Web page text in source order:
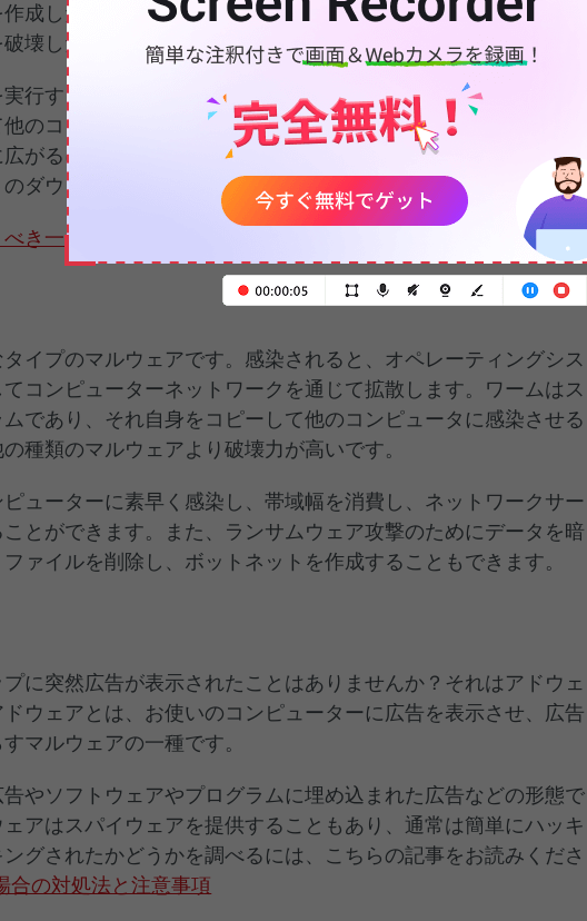
成したり、金銭を窃取したり、広告を提供したり、コンピュー
壊したりするためにも使用できます。
行すると、ウイルスがそのプログラムに付着してコードを実行
のコンピューターに拡散します。コンピューターウイルスは、
がるには人為的な介入が必要で、通常、電子メールの添付ファ
ダウンロードによって広まります。
き一般的なコンピューターウイルスの種類
イプのマルウェアです。感染されると、オペレーティングシス
コンピューターネットワークを通じて拡散します。ワームはス
であり、それ自身をコピーして他のコンピュータに感染させる
種類のマルウェアより破壊力が高いです。
ューターに素早く感染し、帯域幅を消費し、ネットワークサー
とができます。また、ランサムウェア攻撃のためにデータを暗
ァイルを削除し、ボットネットを作成することもできます。
に突然広告が表示されたことはありませんか？それはアドウェ
ウェアとは、お使いのコンピューターに広告を表示させ、広告
マルウェアの一種です。
やソフトウェアやプログラムに埋め込まれた広告などの形態で
アはスパイウェアを提供することもあり、通常は簡単にハッキ
グされたかどうかを調べるには、こちらの記事をお読みくださ
合の対処法と注意事項